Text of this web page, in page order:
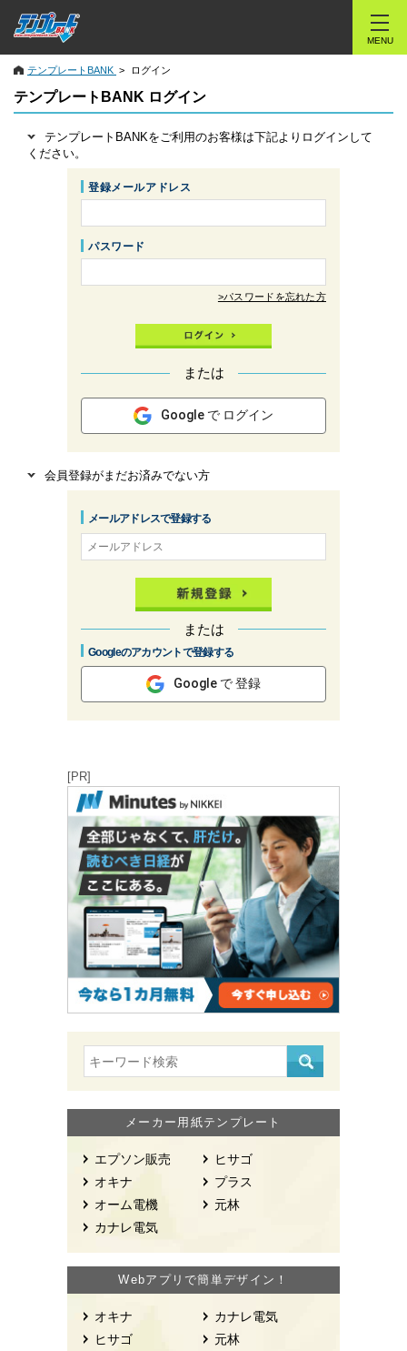
MENU
テンプレートBANK ログイン
テンプレートBANK ログイン
テンプレートBANKをご利用のお客様は下記よりログインして
ください。
登録メールアドレス
パスワード
>パスワードを忘れた方
または
Google で ログイン
会員登録がまだお済みでない方
メールアドレスで登録する
または
Googleのアカウントで登録する
Google で 登録
[PR]
メーカー用紙テンプレート
エプソン販売
オキナ
オーム電機
カナレ電気
ヒサゴ
プラス
元林
Webアプリで簡単デザイン！
オキナ
ヒサゴ
カナレ電気
元林